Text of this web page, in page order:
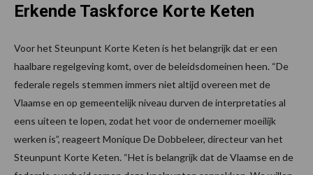
Erkende Taskforce Korte Keten
Voor het Steunpunt Korte Keten is het belangrijk dat er een
haalbare regelgeving komt, over de beleidsdomeinen heen. “De
federale regels stemmen immers niet altijd overeen met de
Vlaamse en op gemeentelijk niveau durven de interpretaties al
eens uiteen te lopen, zodat het voor de ondernemer moeilijk
werken is”, reageert Monique De Dobbeleer, directeur van het
Steunpunt Korte Keten. “Het is belangrijk dat de Vlaamse en de